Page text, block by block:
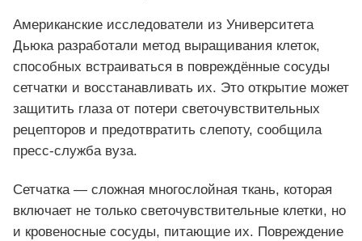
Американские исследователи из Университета
Дьюка разработали метод выращивания клеток,
способных встраиваться в повреждённые сосуды
сетчатки и восстанавливать их. Это открытие может
защитить глаза от потери светочувствительных
рецепторов и предотвратить слепоту, сообщила
пресс-служба вуза.
Сетчатка — сложная многослойная ткань, которая
включает не только светочувствительные клетки, но
и кровеносные сосуды, питающие их. Повреждение